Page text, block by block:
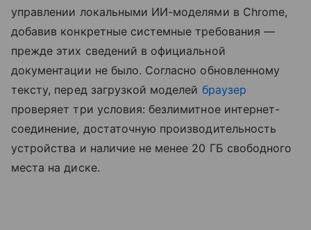
управлении локальными ИИ-моделями в Chrome,
добавив конкретные системные требования —
прежде этих сведений в официальной
документации не было. Согласно обновленному
тексту, перед загрузкой моделей браузер
проверяет три условия: безлимитное интернет-
соединение, достаточную производительность
устройства и наличие не менее 20 ГБ свободного
места на диске.